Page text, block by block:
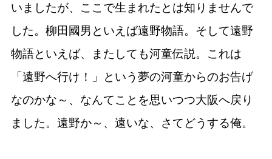
いましたが、ここで生まれたとは知りませんで
した。柳田國男といえば遠野物語。そして遠野
物語といえば、またしても河童伝説。これは
「遠野へ行け！」という夢の河童からのお告げ
なのかな～、なんてことを思いつつ大阪へ戻り
ました。遠野か～、遠いな、さてどうする俺。